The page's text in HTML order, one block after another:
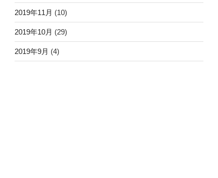
2019年11月 (10)
2019年10月 (29)
2019年9月 (4)